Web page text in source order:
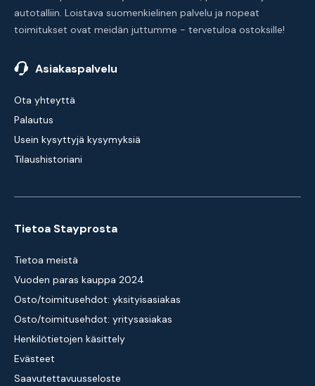
autotalliin. Loistava suomenkielinen palvelu ja nopeat
toimitukset ovat meidän juttumme - tervetuloa ostoksille!
Asiakaspalvelu
Ota yhteyttä
Palautus
Usein kysyttyjä kysymyksiä
Tilaushistoriani
Tietoa Stayprosta
Tietoa meistä
Vuoden paras kauppa 2024
Osto/toimitusehdot: yksityisasiakas
Osto/toimitusehdot: yritysasiakas
Henkilötietojen käsittely
Evästeet
Saavutettavuusseloste